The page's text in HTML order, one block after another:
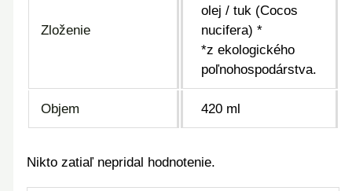
Zloženie
olej / tuk (Cocos
nucifera) *
*z ekologického
poľnohospodárstva.
Objem 420 ml
Nikto zatiaľ nepridal hodnotenie.